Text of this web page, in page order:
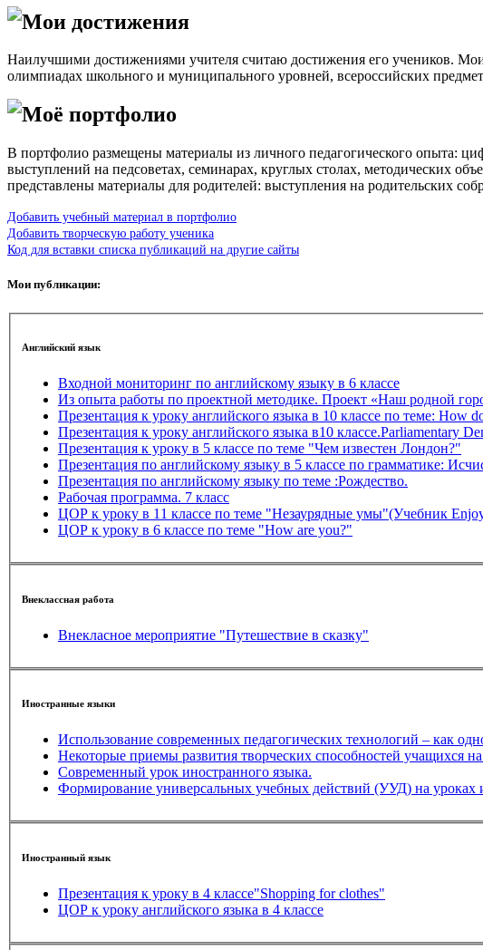
Мои достижения
Наилучшими достижениями учителя считаю достижения его учеников.
олимпиадах школьного и муниципального уровней, всероссийских
Моё портфолио
В портфолио размещены материалы из личного педагогического опыта:
выступлений на педсоветах, семинарах, круглых столах, методических
представлены материалы для родителей: выступления на родительских
Добавить учебный материал в портфолио
Добавить творческую работу ученика
Код для вставки списка публикаций на другие сайты
Мои публикации:
Английский язык
Входной мониторинг по английскому языку в 6 классе
Из опыта работы по проектной методике. Проект «Наш родной
Презентация к уроку английского языка в 10 классе по теме: How
Презентация к уроку английского языка в10 классе.Parliamentary
Презентация к уроку в 5 классе по теме "Чем известен Лондон?"
Презентация по английскому языку в 5 классе по грамматике:
Презентация по английскому языку по теме :Рождество.
Рабочая программа. 7 класс
ЦОР к уроку в 11 классе по теме "Незаурядные умы"(Учебник
ЦОР к уроку в 6 классе по теме "How are you?"
Внеклассная работа
Внекласное мероприятие "Путешествие в сказку"
Иностранные языки
Некоторые приемы развития творческих способностей учащихся
Современный урок иностранного языка.
Формирование универсальных учебных действий (УУД) на уроках
Иностранный язык
Презентация к уроку в 4 классе"Shopping for clothes"
ЦОР к уроку английского языка в 4 классе